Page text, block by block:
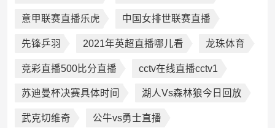
意甲联赛直播乐虎 中国女排世联赛直播
先锋乒羽 2021年英超直播哪儿看 龙珠体育
竞彩直播500比分直播 cctv在线直播cctv1
苏迪曼杯决赛具体时间 湖人Vs森林狼今日回放
武克切维奇 公牛vs勇士直播